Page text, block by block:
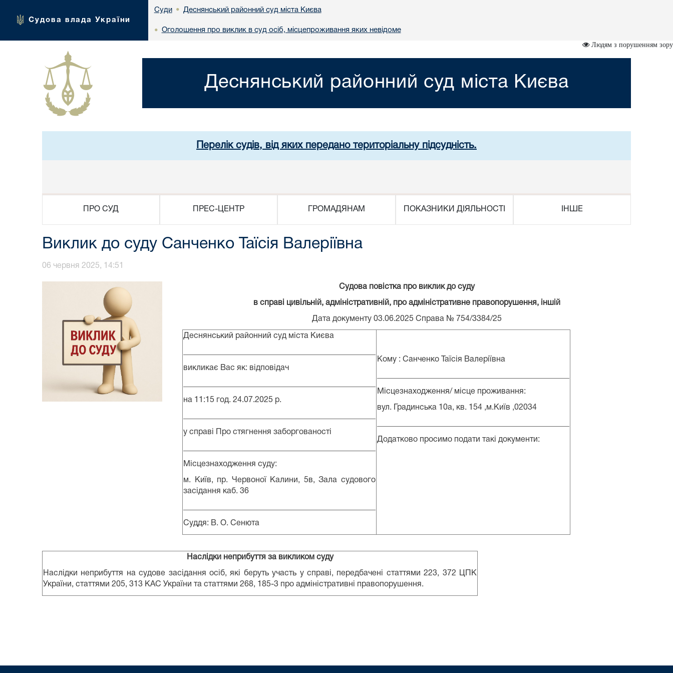
Судова влада України
Суди • Деснянський районний суд міста Києва
• Оголошення про виклик в суд осіб, місцепроживання яких невідоме
Людям з порушенням зору
Деснянський районний суд міста Києва
Перелік судів, від яких передано територіальну підсудність.
ПРО СУД ПРЕС-ЦЕНТР ГРОМАДЯНАМ ПОКАЗНИКИ ДІЯЛЬНОСТІ ІНШЕ
Виклик до суду Санченко Таїсія Валеріївна
06 червня 2025, 14:51
Судова повістка про виклик до суду
в справі цивільній, адміністративній, про адміністративне правопорушення, іншій
Дата документу 03.06.2025 Справа № 754/3384/25
Деснянський районний суд міста Києва
викликає Вас як: відповідач
на 11:15 год. 24.07.2025 р.
у справі Про стягнення заборгованості
Місцезнаходження суду:
м. Київ, пр. Червоної Калини, 5в, Зала судового
засідання каб. 36
Суддя: В. О. Сенюта
Кому : Санченко Таїсія Валеріївна
Місцезнаходження/ місце проживання:
вул. Градинська 10а, кв. 154 ,м.Київ ,02034
Додатково просимо подати такі документи:
Наслідки неприбуття за викликом суду
Наслідки неприбуття на судове засідання осіб, які беруть участь у справі, передбачені статтями 223, 372 ЦПК
України, статтями 205, 313 КАС України та статтями 268, 185-3 про адміністративні правопорушення.